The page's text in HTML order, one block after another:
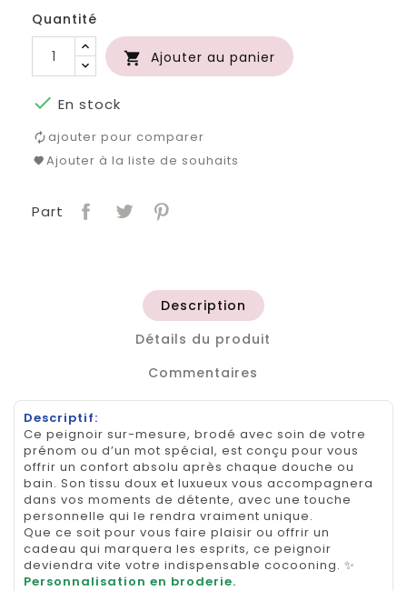
Quantité
 Ajouter au panier
 En stock
ajouter pour comparer
Ajouter à la liste de souhaits
Part
Description
Détails du produit
Commentaires
Descriptif:
Ce peignoir sur-mesure, brodé avec soin de votre
prénom ou d’un mot spécial, est conçu pour vous
offrir un confort absolu après chaque douche ou
bain. Son tissu doux et luxueux vous accompagnera
dans vos moments de détente, avec une touche
personnelle qui le rendra vraiment unique.
Que ce soit pour vous faire plaisir ou offrir un
cadeau qui marquera les esprits, ce peignoir
deviendra vite votre indispensable cocooning. ✨
Personnalisation en broderie.